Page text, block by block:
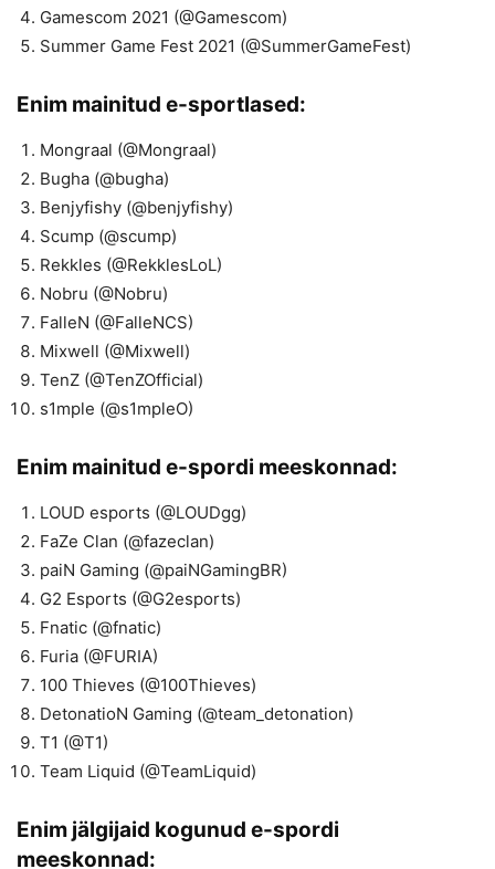
Gamescom 2021 (@Gamescom)
Summer Game Fest 2021 (@SummerGameFest)
Enim mainitud e-sportlased:
Mongraal (@Mongraal)
Bugha (@bugha)
Benjyfishy (@benjyfishy)
Scump (@scump)
Rekkles (@RekklesLoL)
Nobru (@Nobru)
FalleN (@FalleNCS)
Mixwell (@Mixwell)
TenZ (@TenZOfficial)
s1mple (@s1mpleO)
Enim mainitud e-spordi meeskonnad:
LOUD esports (@LOUDgg)
FaZe Clan (@fazeclan)
paiN Gaming (@paiNGamingBR)
G2 Esports (@G2esports)
Fnatic (@fnatic)
Furia (@FURIA)
100 Thieves (@100Thieves)
DetonatioN Gaming (@team_detonation)
T1 (@T1)
Team Liquid (@TeamLiquid)
Enim jälgijaid kogunud e-spordi
meeskonnad: